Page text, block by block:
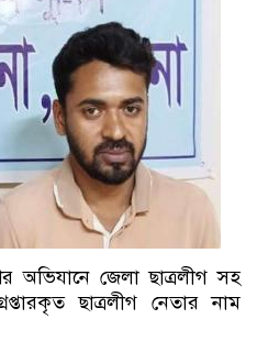
অভিযানে জেলা ছাত্রলীগ সহ
ছাত্রলীগ নেতার নাম